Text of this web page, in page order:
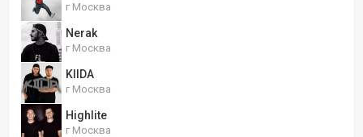
г Москва
Nerak
г Москва
KIIDA
г Москва
Highlite
г Москва